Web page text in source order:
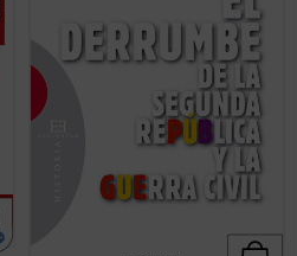
revolucionario que la derecha
hubo de repeler? ¿Quién comenzó
la guerra? ¿Qué papel tuvo en ello
la revuelta de Asturias? Este libro
fundamental de Pío Moa, el autor
que más ha ...
(ver ficha)